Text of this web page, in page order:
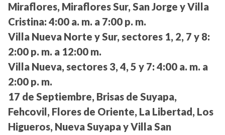
Miraflores, Miraflores Sur, San Jorge y Villa
Cristina: 4:00 a. m. a 7:00 p. m.
Villa Nueva Norte y Sur, sectores 1, 2, 7 y 8:
2:00 p. m. a 12:00 m.
Villa Nueva, sectores 3, 4, 5 y 7: 4:00 a. m. a
2:00 p. m.
17 de Septiembre, Brisas de Suyapa,
Fehcovil, Flores de Oriente, La Libertad, Los
Higueros, Nueva Suyapa y Villa San